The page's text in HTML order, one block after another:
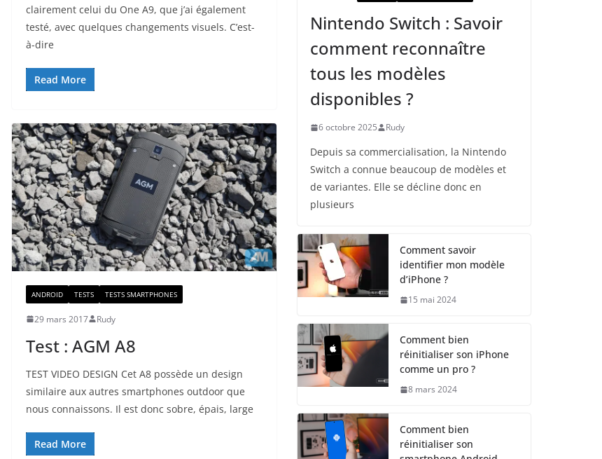
clairement celui du One A9, que j’ai également
testé, avec quelques changements visuels. C’est-
à-dire
Read More
ANDROID TESTS TESTS SMARTPHONES
29 mars 2017 Rudy
Test : AGM A8
TEST VIDEO DESIGN Cet A8 possède un design
similaire aux autres smartphones outdoor que
nous connaissons. Il est donc sobre, épais, large
Read More
Nintendo Switch : Savoir
comment reconnaître
tous les modèles
disponibles ?
6 octobre 2025 Rudy
Depuis sa commercialisation, la Nintendo
Switch a connue beaucoup de modèles et
de variantes. Elle se décline donc en
plusieurs
Comment savoir
identifier mon modèle
d’iPhone ?
15 mai 2024
Comment bien
réinitialiser son iPhone
comme un pro ?
8 mars 2024
Comment bien
réinitialiser son